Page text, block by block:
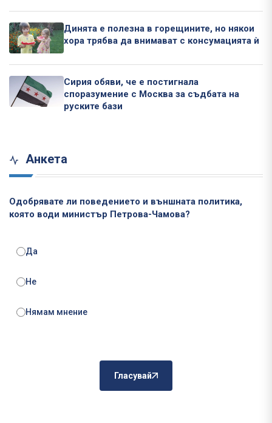
Динята е полезна в горещините, но някои
хора трябва да внимават с консумацията ѝ
Сирия обяви, че е постигнала
споразумение с Москва за съдбата на
руските бази
Анкета
Одобрявате ли поведението и външната политика,
която води министър Петрова-Чамова?
Да
Не
Нямам мнение
Гласувай